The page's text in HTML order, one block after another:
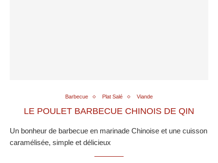
Barbecue Plat Salé Viande
LE POULET BARBECUE CHINOIS DE QIN
Un bonheur de barbecue en marinade Chinoise et une cuisson
caramélisée, simple et délicieux